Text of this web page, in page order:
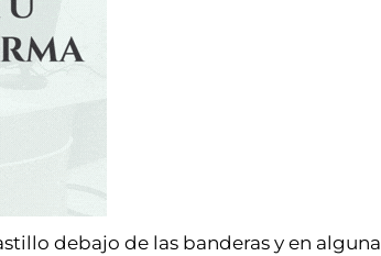
debajo de las banderas y en alguna